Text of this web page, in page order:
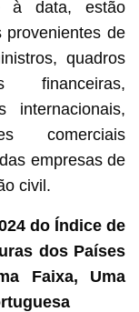
à data, estão
provenientes de
quadros
financeiras,
internacionais,
comerciais
empresas de
civil.
do Índice de
dos Países
Faixa, Uma